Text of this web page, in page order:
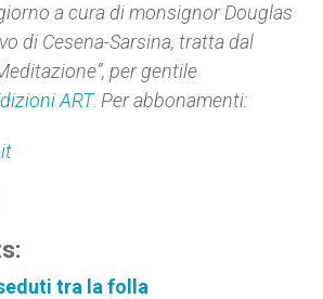
a cura di monsignor Douglas
di Cesena-Sarsina, tratta dal
per gentile
ART. Per abbonamenti:
tra la folla